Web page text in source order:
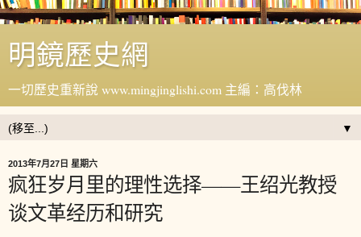
明鏡歷史網
一切歷史重新說 www.mingjinglishi.com 主編：高伐林
▼
2013年7月27日 星期六
疯狂岁月里的理性选择——王绍光教授
谈文革经历和研究